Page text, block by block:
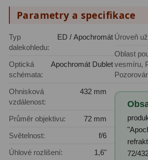
Teploměry a vlhkoměry
Lupy
Astronomická literatura 10
Parametry a specifikace
Typ
dalekohledu:
ED / Apochromát
Optická
schémata:
Apochromát Dublet
Ohnisková
vzdálenost:
432 mm
Průměr objektivu:
72 mm
Světelnost:
f/6
Úhlové rozlišení:
1,6"
Oblast použití:
vesmíru,
72/